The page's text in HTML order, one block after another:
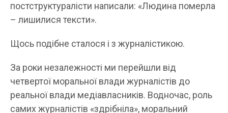
постструктуралісти написали: «Людина померла
– лишилися тексти».
Щось подібне сталося і з журналістикою.
За роки незалежності ми перейшли від
четвертої моральної влади журналістів до
реальної влади медіавласників. Водночас, роль
самих журналістів «здрібніла», моральний